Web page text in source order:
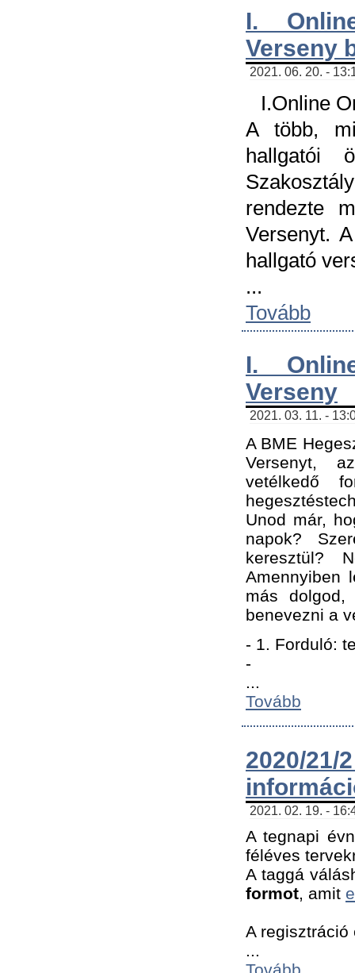
I.
Verseny
2021. 06. 20. -
I.Online
A több,
hallgatói
rendezte
Versenyt.
hallgató
...
Tovább
I.
Verseny
2021. 03. 11. -
A BME
Versenyt,
vetélkedő
Unod már,
napok?
keresztül?
Amennyiben
más
benevezni a
- 1. Forduló:
-
...
Tovább
2020/
2021. 02. 19. -
A tegnapi
féléves
A taggá
formot, amit
A
...